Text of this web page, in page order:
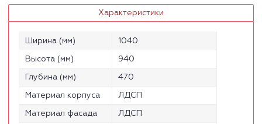
Характеристики
Ширина (мм) 1040
Высота (мм) 940
Глубина (мм) 470
Материал корпуса ЛДСП
Материал фасада ЛДСП